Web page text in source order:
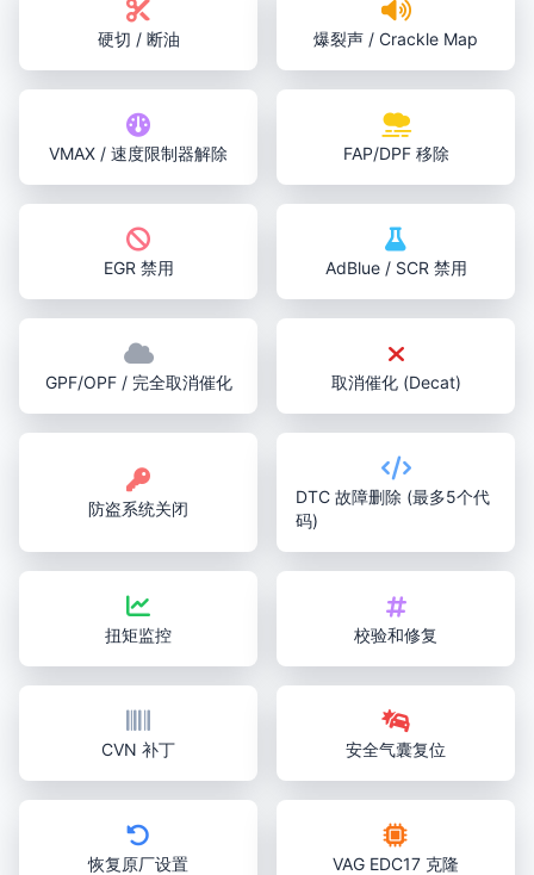
硬切 / 断油 爆裂声 / Crackle Map
VMAX / 速度限制器解除 FAP/DPF 移除
EGR 禁用 AdBlue / SCR 禁用
GPF/OPF / 完全取消催化 取消催化 (Decat)
防盗系统关闭
DTC 故障删除 (最多5个代
码)
扭矩监控 校验和修复
CVN 补丁 安全气囊复位
恢复原厂设置 VAG EDC17 克隆